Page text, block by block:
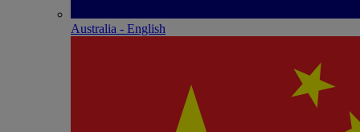
Australia - English